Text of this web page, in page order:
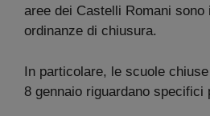
aree dei Castelli Romani sono
ordinanze di chiusura.
In particolare, le scuole
8 gennaio riguardano specifici